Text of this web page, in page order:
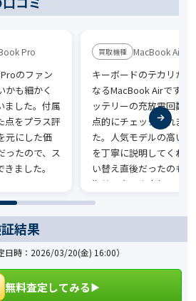
Pro
のファン
かも細かく
ました。付属
点をプラス評
元にした価
ったので、ス
ました。
MacBook Air
キーボードのテカリが
なるMacBook Airですが
ッテリーの充放電回数
点的にチェックされまし
た。人気モデルの高い
を丁寧に説明してくれ
い替え直後だったのもあ
期待以上の査定額で手
ました。
結果
日時：2026/03/20(金) 16:00）
無料査定してみる▶︎